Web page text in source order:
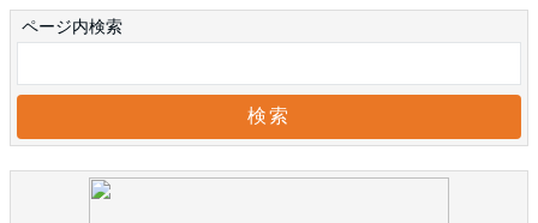
ページ内検索